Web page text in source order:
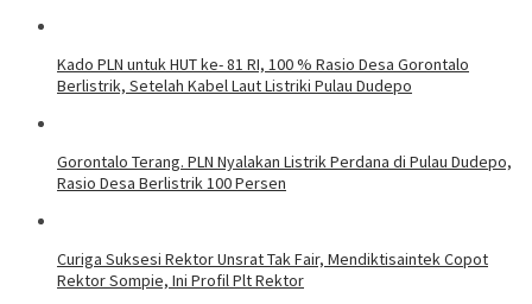
Kado PLN untuk HUT ke- 81 RI, 100 % Rasio Desa Gorontalo
Berlistrik, Setelah Kabel Laut Listriki Pulau Dudepo
Gorontalo Terang. PLN Nyalakan Listrik Perdana di Pulau Dudepo,
Rasio Desa Berlistrik 100 Persen
Curiga Suksesi Rektor Unsrat Tak Fair, Mendiktisaintek Copot
Rektor Sompie, Ini Profil Plt Rektor